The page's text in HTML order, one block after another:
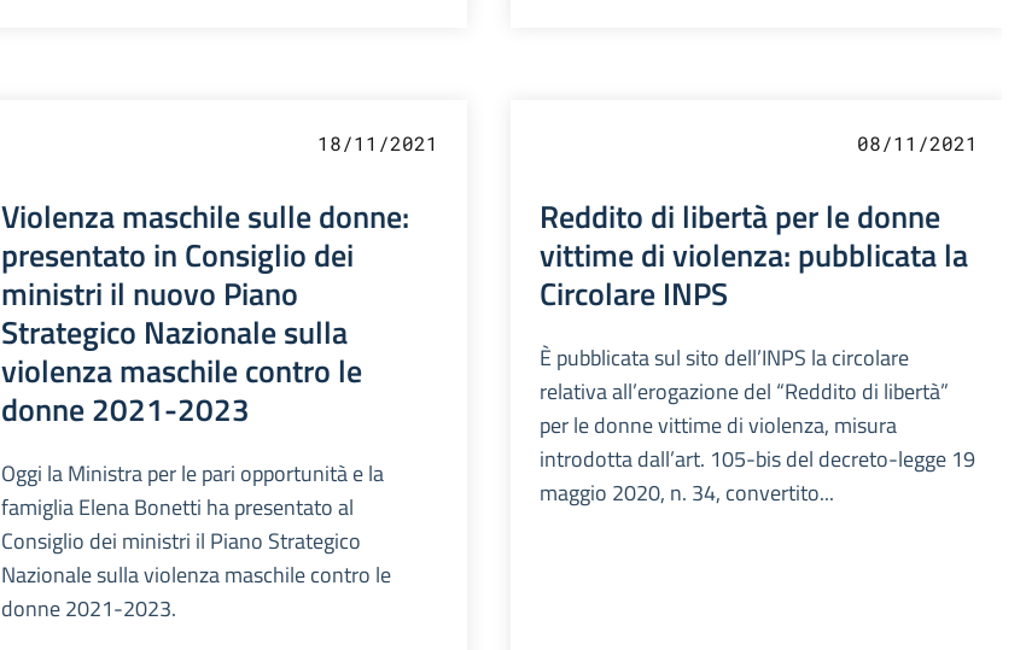
18/11/2021
Violenza maschile sulle donne:
presentato in Consiglio dei
ministri il nuovo Piano
Strategico Nazionale sulla
violenza maschile contro le
donne 2021-2023
Oggi la Ministra per le pari opportunità e la
famiglia Elena Bonetti ha presentato al
Consiglio dei ministri il Piano Strategico
Nazionale sulla violenza maschile contro le
donne 2021-2023.
08/11/2021
Reddito di libertà per le donne
vittime di violenza: pubblicata la
Circolare INPS
È pubblicata sul sito dell’INPS la circolare
relativa all’erogazione del “Reddito di libertà”
per le donne vittime di violenza, misura
introdotta dall’art. 105-bis del decreto-legge 19
maggio 2020, n. 34, convertito...